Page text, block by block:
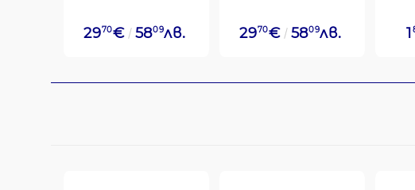
2970€ 5809лв. 2970€ 5809лв. 1